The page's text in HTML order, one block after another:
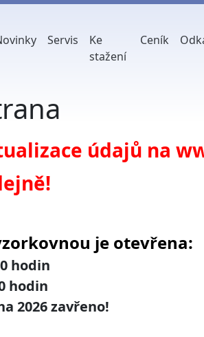
Servis
Ke
stažení
Ceník
údajů na
je otevřena:
hodin
hodin
2026 zavřeno!